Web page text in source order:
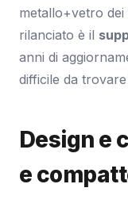
metallo+vetro
rilanciato è il
anni di
difficile da
Design e
e